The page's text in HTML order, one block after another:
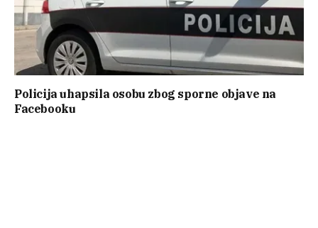
Policija uhapsila osobu zbog sporne objave na
Facebooku